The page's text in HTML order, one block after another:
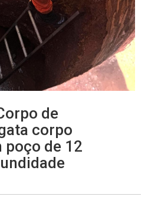
de
corpo
poço de 12